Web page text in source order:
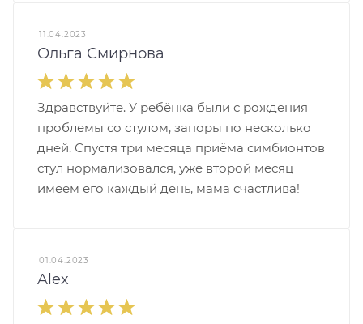
11.04.2023
Ольга Смирнова
Здравствуйте. У ребёнка были с рождения
проблемы со стулом, запоры по несколько
дней. Спустя три месяца приёма симбионтов
стул нормализовался, уже второй месяц
имеем его каждый день, мама счастлива!
01.04.2023
Alex